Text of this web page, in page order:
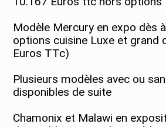
Modèle Mercury en expo dès
options cuisine Luxe et grand
Euros TTc)
Plusieurs modèles avec ou
disponibles de suite
Chamonix et Malawi en